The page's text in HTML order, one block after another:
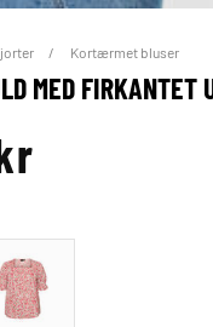
Kortærmet bluser
MED FIRKANTET